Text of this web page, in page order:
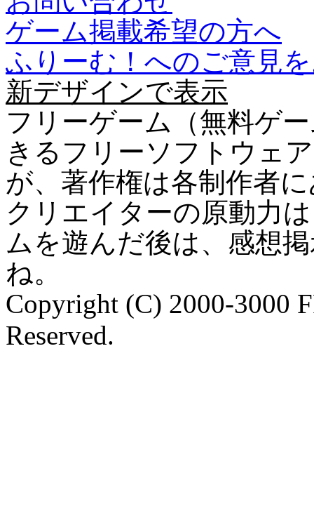
ゲーム掲載希望の方へ
ふりーむ！へのご意見
新デザインで表示
フリーゲーム（無料ゲ
きるフリーソフトウェ
が、著作権は各制作者
クリエイターの原動力
ムを遊んだ後は、感想
ね。
Copyright (C) 2000-3000
Reserved.